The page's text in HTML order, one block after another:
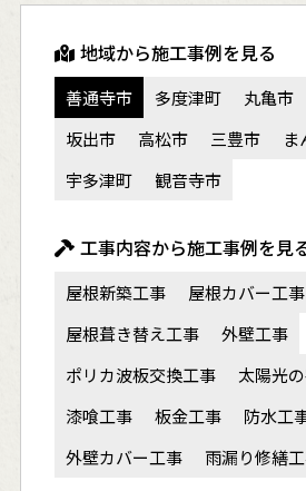
地域から施工事例を見る
善通寺市 多度津町 丸亀市
坂出市
高松市 三豊市
ま
宇多津町
観音寺市
工事内容から施工事例を見
屋根新築工事
屋根カバー工事
屋根葺き替え工事
外壁工事
ポリカ波板交換工事
太陽光
漆喰工事
板金工事
防水工
外壁カバー工事
雨漏り修繕